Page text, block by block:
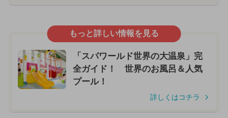
もっと詳しい情報を見る
「スパワールド世界の大温泉」完
全ガイド！ 世界のお風呂＆人気
プール！
詳しくはコチラ